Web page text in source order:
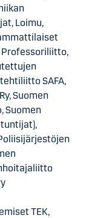
Loimu,
Professoriliitto,
SAFA,
Suomen
Suomen
TEK,